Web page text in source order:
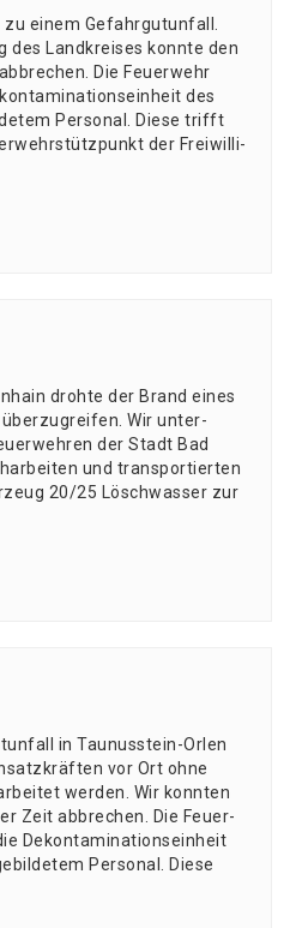
einem Gefahrgutunfall.
des Land­krei­ses konn­te den
Die Feu­er­wehr
des
Per­so­nal. Die­se trifft
der Frei­wil­li­
droh­te der Brand eines
über­zu­grei­fen. Wir unter­
der Stadt Bad
und trans­por­tier­ten
20/25 Lösch­was­ser zur
in Tau­nus­stein-Orlen
vor Ort ohne
wer­den. Wir konn­ten
Zeit abbrechen. Die Feu­er­
Dekon­ta­mi­na­ti­ons­ein­heit
Per­so­nal. Die­se